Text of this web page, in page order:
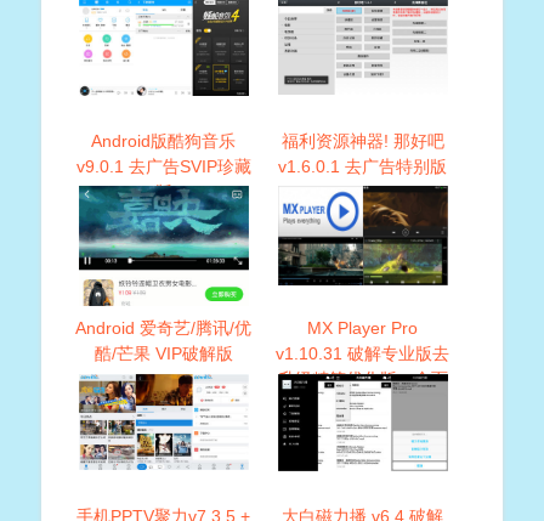
Android版酷狗音乐
v9.0.1 去广告SVIP珍藏
版
福利资源神器! 那好吧
v1.6.0.1 去广告特别版
Android 爱奇艺/腾讯/优
酷/芒果 VIP破解版
MX Player Pro
v1.10.31 破解专业版去
升级精简优化版，全面
支持Android系统
手机PPTV聚力v7.3.5 + 大白磁力播 v6.4 破解